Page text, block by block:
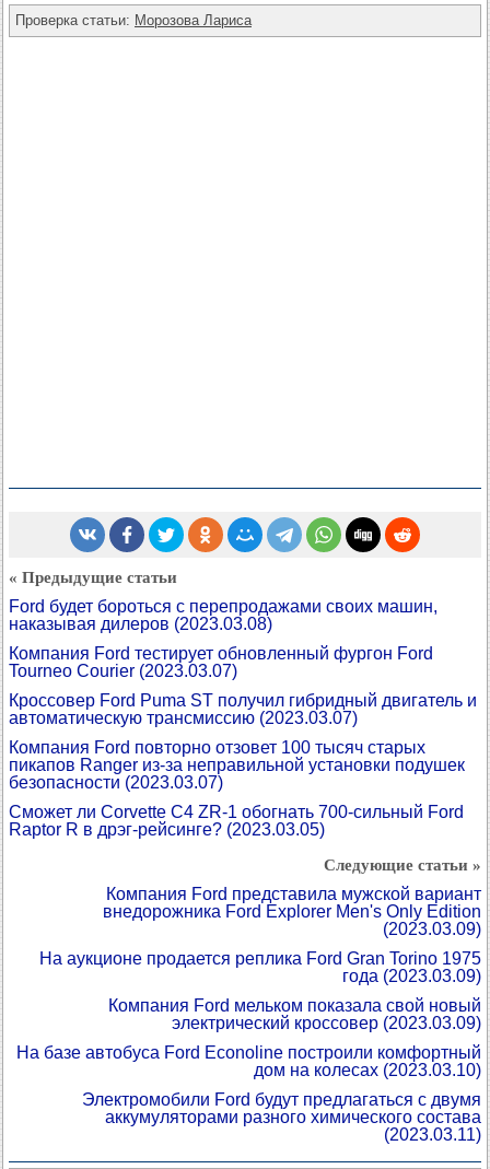
Проверка статьи: Морозова Лариса
« Предыдущие статьи
Ford будет бороться с перепродажами своих машин,
наказывая дилеров (2023.03.08)
Компания Ford тестирует обновленный фургон Ford
Tourneo Courier (2023.03.07)
Кроссовер Ford Puma ST получил гибридный двигатель и
автоматическую трансмиссию (2023.03.07)
Компания Ford повторно отзовет 100 тысяч старых
пикапов Ranger из-за неправильной установки подушек
безопасности (2023.03.07)
Сможет ли Corvette C4 ZR-1 обогнать 700-сильный Ford
Raptor R в дрэг-рейсинге? (2023.03.05)
Следующие статьи »
Компания Ford представила мужской вариант
внедорожника Ford Explorer Men's Only Edition
(2023.03.09)
На аукционе продается реплика Ford Gran Torino 1975
года (2023.03.09)
Компания Ford мельком показала свой новый
электрический кроссовер (2023.03.09)
На базе автобуса Ford Econoline построили комфортный
дом на колесах (2023.03.10)
Электромобили Ford будут предлагаться с двумя
аккумуляторами разного химического состава
(2023.03.11)